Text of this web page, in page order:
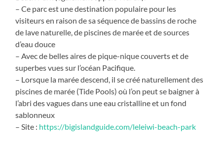
– Ce parc est une destination populaire pour les
visiteurs en raison de sa séquence de bassins de roche
de lave naturelle, de piscines de marée et de sources
d’eau douce
– Avec de belles aires de pique-nique couverts et de
superbes vues sur l’océan Pacifique.
– Lorsque la marée descend, il se créé naturellement des
piscines de marée (Tide Pools) où l’on peut se baigner à
l’abri des vagues dans une eau cristalline et un fond
sablonneux
– Site : https://bigislandguide.com/leleiwi-beach-park